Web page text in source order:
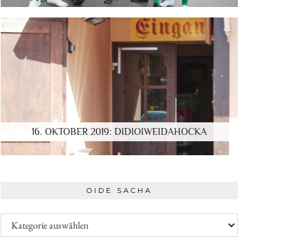
16. OKTOBER 2019: DIDIOIWEIDAHOCKA
OIDE SACHA
Oide
Sacha